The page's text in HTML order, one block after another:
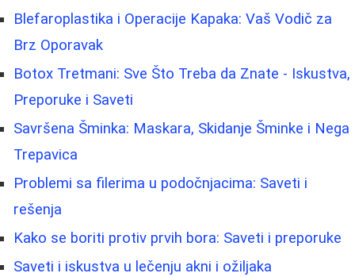
Blefaroplastika i Operacije Kapaka: Vaš Vodič za
Brz Oporavak
Botox Tretmani: Sve Što Treba da Znate - Iskustva,
Preporuke i Saveti
Savršena Šminka: Maskara, Skidanje Šminke i Nega
Trepavica
Problemi sa filerima u podočnjacima: Saveti i
rešenja
Kako se boriti protiv prvih bora: Saveti i preporuke
Saveti i iskustva u lečenju akni i ožiljaka